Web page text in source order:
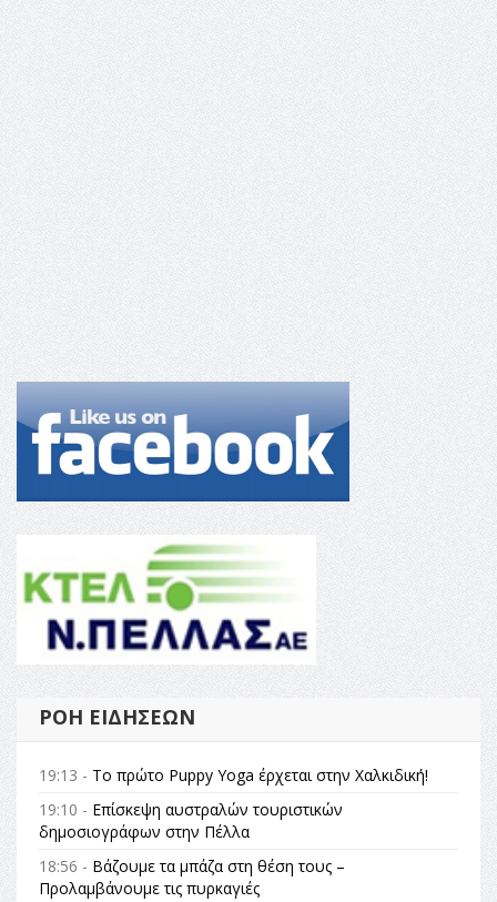
ΡΟΉ ΕΙΔΉΣΕΩΝ
19:13 - Το πρώτο Puppy Yoga έρχεται στην Χαλκιδική!
19:10 - Επίσκεψη αυστραλών τουριστικών
δημοσιογράφων στην Πέλλα
18:56 - Βάζουμε τα μπάζα στη θέση τους –
Προλαμβάνουμε τις πυρκαγιές